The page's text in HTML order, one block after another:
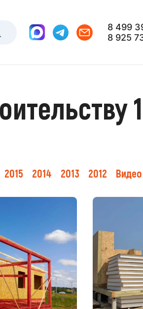
8 499
8 925
2015 2014 2013 2012 Видео